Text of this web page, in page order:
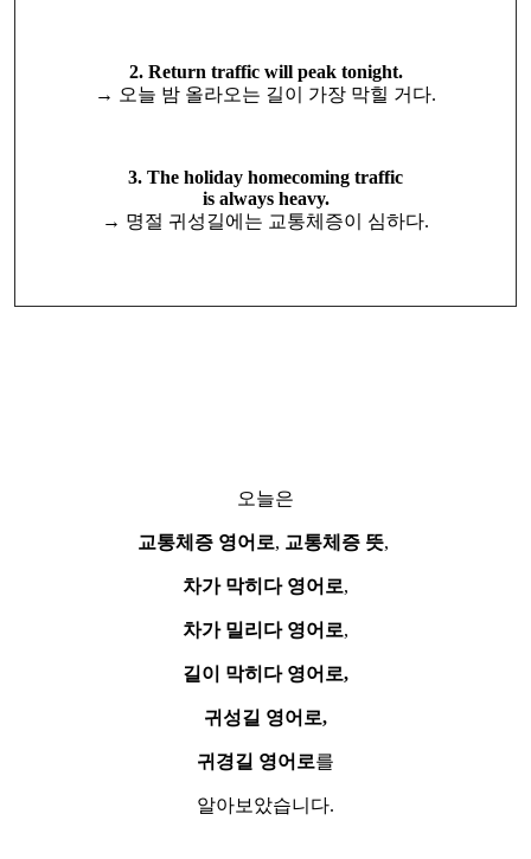
2. Return traffic will peak tonight.
→ 오늘 밤 올라오는 길이 가장 막힐 거다.
3. The holiday homecoming traffic
is always heavy.
→ 명절 귀성길에는 교통체증이 심하다.
오늘은
교통체증 영어로, 교통체증 뜻,
차가 막히다 영어로,
차가 밀리다 영어로,
길이 막히다 영어로,
귀성길 영어로,
귀경길 영어로를
알아보았습니다.